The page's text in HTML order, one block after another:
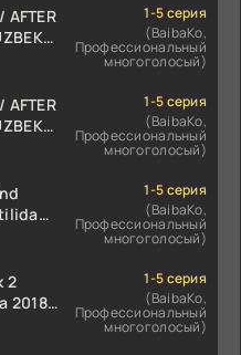
FILM
1-5 серия
(BaibaKo,
Профессиональный
многоголосый)
FILM
1-5 серия
(BaibaKo,
Профессиональный
многоголосый)
1-5 серия
(BaibaKo,
Профессиональный
многоголосый)
2
2018-
1-5 серия
(BaibaKo,
Профессиональный
многоголосый)